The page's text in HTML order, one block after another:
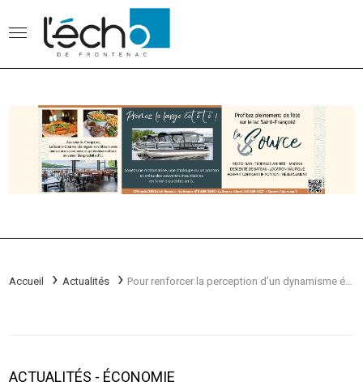
Accueil Actualités
ACTUALITÉS - ÉCONOMIE